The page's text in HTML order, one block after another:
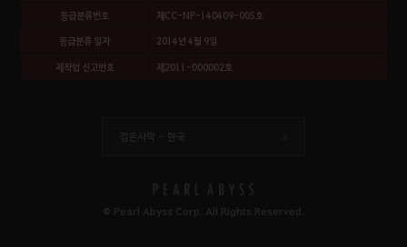
등급분류번호 제CC-NP-140409-005호
등급분류 일자 2014년 4월 9일
제작업 신고번호 제2011-000002호
검은사막 - 한국
© Pearl Abyss Corp. All Rights Reserved.